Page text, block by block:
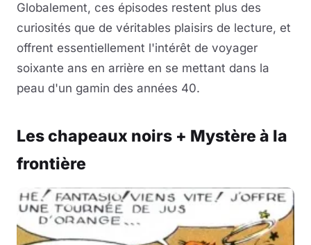
Globalement, ces épisodes restent plus des
curiosités que de véritables plaisirs de lecture, et
offrent essentiellement l'intérêt de voyager
soixante ans en arrière en se mettant dans la
peau d'un gamin des années 40.
Les chapeaux noirs + Mystère à la
frontière